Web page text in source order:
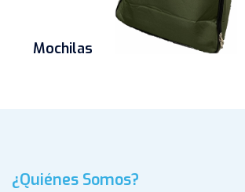
Mochilas
¿Quiénes Somos?